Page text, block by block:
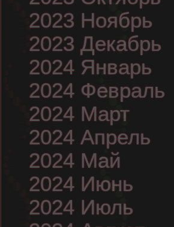
2023 Ноябрь
2023 Декабрь
2024 Январь
2024 Февраль
2024 Март
2024 Апрель
2024 Май
2024 Июнь
2024 Июль